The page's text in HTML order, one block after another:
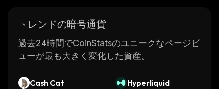
トレンドの暗号通貨
過去24時間でCoinStatsのユニークなページビ
ューが最も大きく変化した資産。
Cash Cat
Hyperliquid